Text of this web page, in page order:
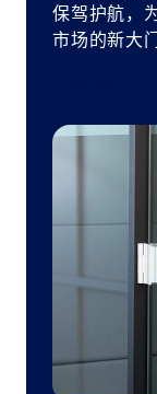
保驾护航，
市场的新大